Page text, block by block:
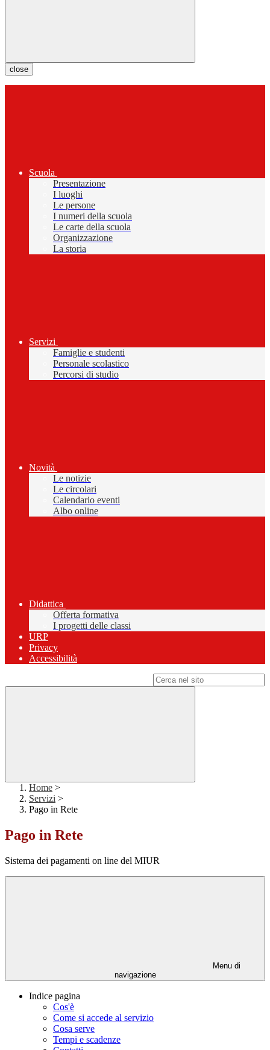
close
Scuola
Presentazione
I luoghi
Le persone
I numeri della scuola
Le carte della scuola
Organizzazione
La storia
Servizi
Famiglie e studenti
Personale scolastico
Percorsi di studio
Novità
Le notizie
Le circolari
Calendario eventi
Albo online
Didattica
Offerta formativa
I progetti delle classi
URP
Privacy
Accessibilità
Home >
Servizi >
Pago in Rete
Pago in Rete
Sistema dei pagamenti on line del MIUR
Menu di
navigazione
Indice pagina
Cos'è
Come si accede al servizio
Cosa serve
Tempi e scadenze